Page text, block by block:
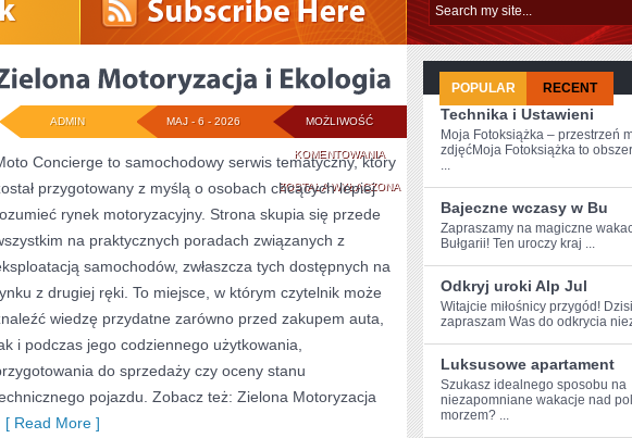
MOŻLIWOŚĆ
KOMENTOWANIAZIELONA
MOTORYZACJA
EKOLOGIA
ZOSTAŁA WYŁĄCZONA
MAJ - 6 - 2026
ADMIN
Concierge to samochodowy serwis tematyczny, który
przygotowany z myślą o osobach chcących lepiej
rynek motoryzacyjny. Strona skupia się przede
na praktycznych poradach związanych z
samochodów, zwłaszcza tych dostępnych na
z drugiej ręki. To miejsce, w którym czytelnik może
wiedzę przydatne zarówno przed zakupem auta,
i podczas jego codziennego użytkowania,
do sprzedaży czy oceny stanu
pojazdu. Zobacz też: Zielona Motoryzacja
Read More ]
POPULAR RECENT
Technika i Ustawieni
Moja Fotoksiążka – przestrzeń
zdjęćMoja Fotoksiążka to
...
Bajeczne wczasy w Bu
Zapraszamy na magiczne
Bułgarii! Ten uroczy⁤ kraj‌ ...
Odkryj uroki Alp Jul
Witajcie miłośnicy przygód!​
zapraszam ⁣Was do odkrycia
Luksusowe apartament
Szukasz⁢ idealnego sposobu na
niezapomniane wakacje nad
morzem? ...